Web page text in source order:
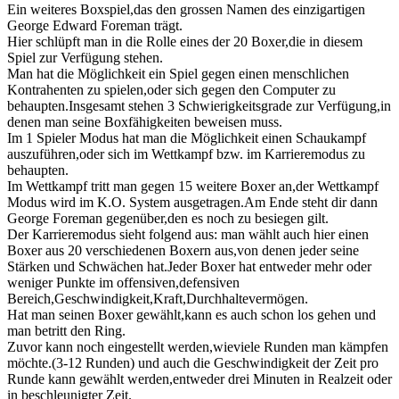
Ein weiteres Boxspiel,das den grossen Namen des einzigartigen
George Edward Foreman trägt.
Hier schlüpft man in die Rolle eines der 20 Boxer,die in diesem
Spiel zur Verfügung stehen.
Man hat die Möglichkeit ein Spiel gegen einen menschlichen
Kontrahenten zu spielen,oder sich gegen den Computer zu
behaupten.Insgesamt stehen 3 Schwierigkeitsgrade zur Verfügung,in
denen man seine Boxfähigkeiten beweisen muss.
Im 1 Spieler Modus hat man die Möglichkeit einen Schaukampf
auszuführen,oder sich im Wettkampf bzw. im Karrieremodus zu
behaupten.
Im Wettkampf tritt man gegen 15 weitere Boxer an,der Wettkampf
Modus wird im K.O. System ausgetragen.Am Ende steht dir dann
George Foreman gegenüber,den es noch zu besiegen gilt.
Der Karrieremodus sieht folgend aus: man wählt auch hier einen
Boxer aus 20 verschiedenen Boxern aus,von denen jeder seine
Stärken und Schwächen hat.Jeder Boxer hat entweder mehr oder
weniger Punkte im offensiven,defensiven
Bereich,Geschwindigkeit,Kraft,Durchhaltevermögen.
Hat man seinen Boxer gewählt,kann es auch schon los gehen und
man betritt den Ring.
Zuvor kann noch eingestellt werden,wieviele Runden man kämpfen
möchte.(3-12 Runden) und auch die Geschwindigkeit der Zeit pro
Runde kann gewählt werden,entweder drei Minuten in Realzeit oder
in beschleunigter Zeit.